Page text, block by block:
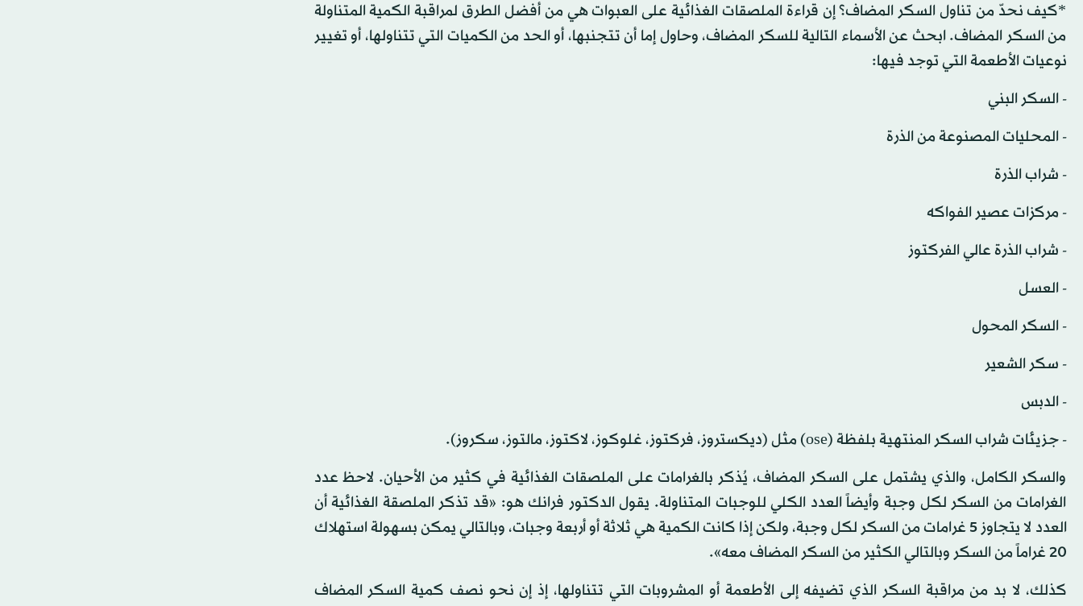
*كيف نحدّ من تناول السكر المضاف؟ إن قراءة الملصقات الغذائية على العبوات هي من أفضل الطرق لمراقبة الكمية المتناولة
من السكر المضاف. ابحث عن الأسماء التالية للسكر المضاف، وحاول إما أن تتجنبها، أو الحد من الكميات التي تتناولها، أو تغيير
نوعيات الأطعمة التي توجد فيها:
- السكر البني
- المحليات المصنوعة من الذرة
- شراب الذرة
- مركزات عصير الفواكه
- شراب الذرة عالي الفركتوز
- العسل
- السكر المحول
- سكر الشعير
- الدبس
- جزيئات شراب السكر المنتهية بلفظة (ose) مثل (ديكستروز، فركتوز، غلوكوز، لاكتوز، مالتوز، سكروز).
والسكر الكامل، والذي يشتمل على السكر المضاف، يُذكر بالغرامات على الملصقات الغذائية في كثير من الأحيان. لاحظ عدد
الغرامات من السكر لكل وجبة وأيضاً العدد الكلي للوجبات المتناولة. يقول الدكتور فرانك هو: «قد تذكر الملصقة الغذائية أن
العدد لا يتجاوز 5 غرامات من السكر لكل وجبة، ولكن إذا كانت الكمية هي ثلاثة أو أربعة وجبات، وبالتالي يمكن بسهولة استهلاك
20 غراماً من السكر وبالتالي الكثير من السكر المضاف معه».
كذلك، لا بد من مراقبة السكر الذي تضيفه إلى الأطعمة أو المشروبات التي تتناولها، إذ إن نحو نصف كمية السكر المضاف